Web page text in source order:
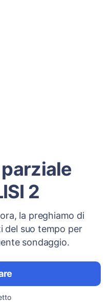
2
la preghiamo di
del suo tempo per
sondaggio.